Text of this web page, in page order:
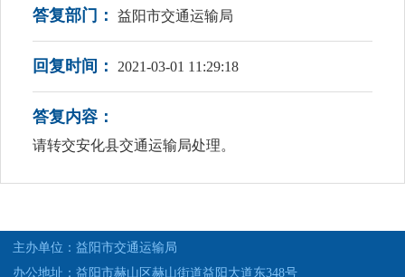
答复部门： 益阳市交通运输局
回复时间： 2021-03-01 11:29:18
答复内容：
请转交安化县交通运输局处理。
主办单位：益阳市交通运输局
办公地址：益阳市赫山区赫山街道益阳大道东348号